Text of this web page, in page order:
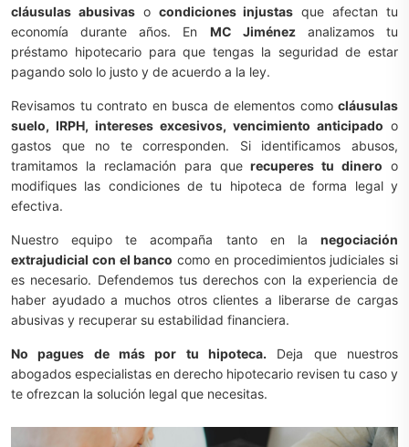
cláusulas abusivaso condiciones injustas que afectan tu
economía durante años. En MC Jiménezanalizamos tu
préstamo hipotecario para que tengas la seguridad de estar
pagando solo lo justo y de acuerdo a la ley.
Revisamos tu contrato en busca de elementos como cláusulas
suelo, IRPH, intereses excesivos, vencimiento anticipado o
gastos que no te corresponden. Si identificamos abusos,
tramitamos la reclamación para querecuperes tu dinero o
modifiques las condiciones de tu hipoteca de forma legal y
efectiva.
Nuestro equipo te acompaña tanto en la negociación
extrajudicial con el banco como en procedimientos judiciales si
es necesario. Defendemos tus derechos con la experiencia de
haber ayudado a muchos otros clientes a liberarse de cargas
abusivas y recuperar su estabilidad financiera.
No pagues de más por tu hipoteca. Deja que nuestros
abogados especialistas en derecho hipotecario revisen tu caso y
te ofrezcan la solución legal que necesitas.